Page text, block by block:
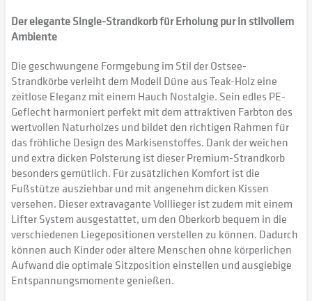
Der elegante Single-Strandkorb für Erholung pur in stilvollem
Ambiente
Die geschwungene Formgebung im Stil der Ostsee-
Strandkörbe verleiht dem Modell Düne aus Teak-Holz eine
zeitlose Eleganz mit einem Hauch Nostalgie. Sein edles PE-
Geflecht harmoniert perfekt mit dem attraktiven Farbton des
wertvollen Naturholzes und bildet den richtigen Rahmen für
das fröhliche Design des Markisenstoffes. Dank der weichen
und extra dicken Polsterung ist dieser Premium-Strandkorb
besonders gemütlich. Für zusätzlichen Komfort ist die
Fußstütze ausziehbar und mit angenehm dicken Kissen
versehen. Dieser extravagante Volllieger ist zudem mit einem
Lifter System ausgestattet, um den Oberkorb bequem in die
verschiedenen Liegepositionen verstellen zu können. Dadurch
können auch Kinder oder ältere Menschen ohne körperlichen
Aufwand die optimale Sitzposition einstellen und ausgiebige
Entspannungsmomente genießen.